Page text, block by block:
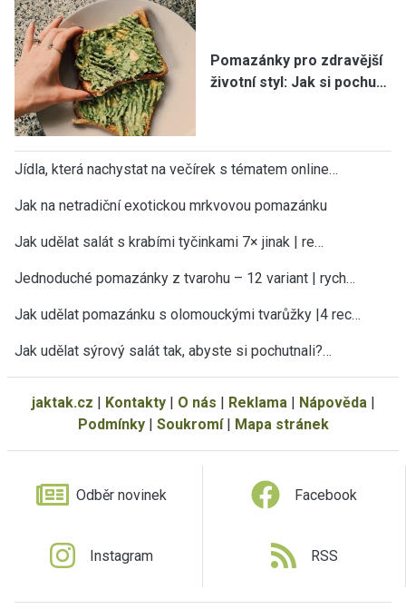
Pomazánky pro zdravější
životní styl: Jak si pochu…
Jídla, která nachystat na večírek s tématem online…
Jak na netradiční exotickou mrkvovou pomazánku
Jak udělat salát s krabími tyčinkami 7× jinak | re…
Jednoduché pomazánky z tvarohu – 12 variant | rych…
Jak udělat pomazánku s olomouckými tvarůžky |4 rec…
Jak udělat sýrový salát tak, abyste si pochutnali?…
jaktak.cz | Kontakty| O nás | Reklama| Nápověda|
Podmínky| Soukromí| Mapa stránek
Odběr novinek Facebook
Instagram RSS